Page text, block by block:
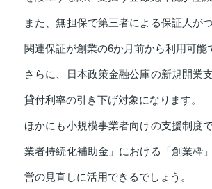
また、無担保で第三者による保証人が
関連保証が創業の6か月前から利用可能
さらに、日本政策金融公庫の新規開業
貸付利率の引き下げ対象になります。
ほかにも小規模事業者向けの支援制度
業者持続化補助金」における「創業枠
営の見直しに活用できるでしょう。